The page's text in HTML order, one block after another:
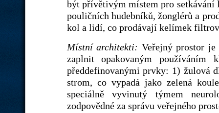
být přívětivým místem pro setkávání
pouličních hudebníků, žonglérů a
kol a lidí, co prodávají kelímek
Místní architekti: Veřejný prostor
zaplnit opakovaným
předdefinovanými prvky: 1) žulová
strom, co vypadá jako zelená
speciálně vyvinutý týmem
zodpovědné za správu veřejného